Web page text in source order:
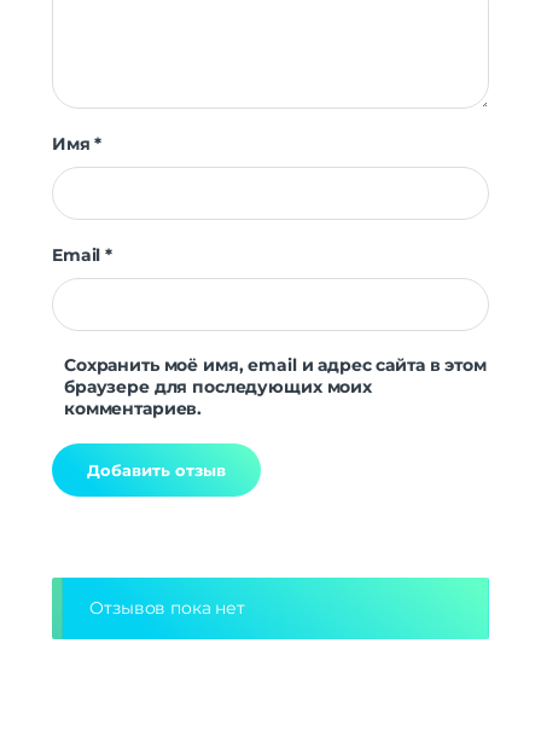
Имя*
Email*
Сохранить моё имя, email и адрес сайта в этом
браузере для последующих моих
комментариев.
Отзывов пока нет